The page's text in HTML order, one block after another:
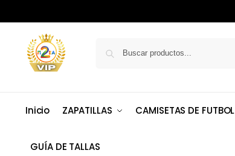
Inicio ZAPATILLAS CAMISETAS DE FUTBOL
GUÍA DE TALLAS